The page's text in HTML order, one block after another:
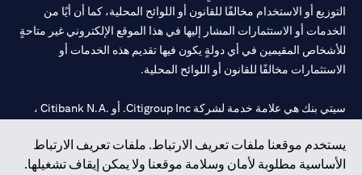
يستخدم موقعنا ملفات تعريف الارتباط. ملفات تعريف الارتباط
الأساسية مطلوبة لأمان وسلامة موقعنا ولا يمكن إيقاف تشغيلها.
التوزيع أو الاستخدام مخالفًا للقانون أو اللوائح المحلية، كما أن أيًا من
الخدمات أو الاستثمارات المشار إليها في هذا الموقع الإلكتروني غير متاحةٍ
للأشخاص المقيمين في أي دولةٍ يكون فيها تقديم هذه الخدمات أو
الاستثمارات مخالفًا للقانون أو اللوائح المحلية.
سيتي بنك هي علامة خدمة لشركة Citigroup Inc. أو .Citibank N.A ،
سيتي بنك إن. إيه. الإمارات مسجل لدى مصرف الإمارات المركزي تحت